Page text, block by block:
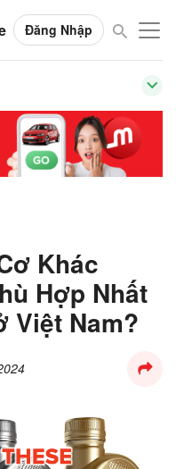
Đăng Nhập
Khác
Hợp Nhất
Việt Nam?